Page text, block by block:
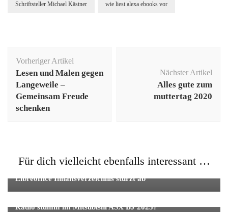
Schriftsteller Michael Kästner wie liest alexa ebooks vor
Vorheriger Artikel
Lesen und Malen gegen
Langeweile –
Gemeinsam Freude
schenken
Nächster Artikel
Alles gute zum
muttertag 2020
Für dich vielleicht ebenfalls interessant …
Allgemein Tipps und Tricks
Libreoffice Inhaltsverzeichnis stürzt ab
Radio stumm im Mitsubishi ASX BJ 2025?